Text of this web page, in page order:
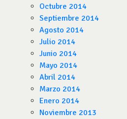
Octubre 2014
Septiembre 2014
Agosto 2014
Julio 2014
Junio 2014
Mayo 2014
Abril 2014
Marzo 2014
Enero 2014
Noviembre 2013